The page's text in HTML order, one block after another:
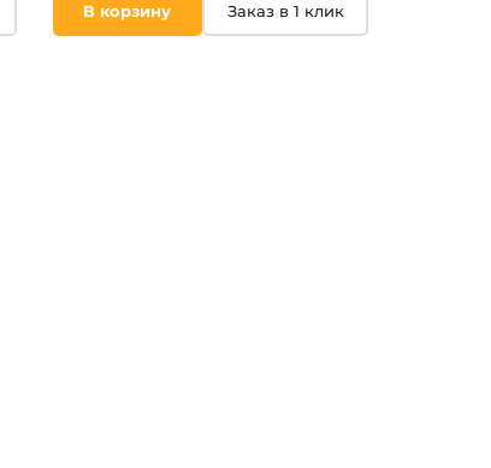
В корзину Заказ в 1 клик